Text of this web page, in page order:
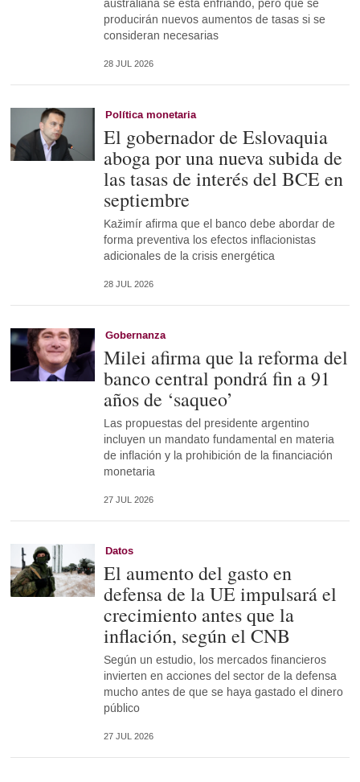
australiana se está enfriando, pero que se
producirán nuevos aumentos de tasas si se
consideran necesarias
28 JUL 2026
Política monetaria
El gobernador de Eslovaquia
aboga por una nueva subida de
las tasas de interés del BCE en
septiembre
Kažimír afirma que el banco debe abordar de
forma preventiva los efectos inflacionistas
adicionales de la crisis energética
28 JUL 2026
Gobernanza
Milei afirma que la reforma del
banco central pondrá fin a 91
años de ‘saqueo’
Las propuestas del presidente argentino
incluyen un mandato fundamental en materia
de inflación y la prohibición de la financiación
monetaria
27 JUL 2026
Datos
El aumento del gasto en
defensa de la UE impulsará el
crecimiento antes que la
inflación, según el CNB
Según un estudio, los mercados financieros
invierten en acciones del sector de la defensa
mucho antes de que se haya gastado el dinero
público
27 JUL 2026